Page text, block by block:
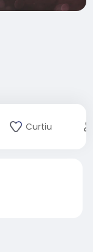
Curtiu